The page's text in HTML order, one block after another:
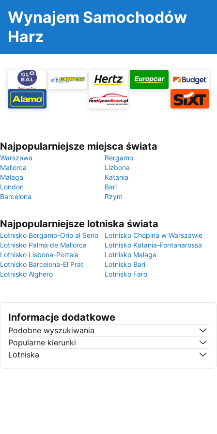
Wynajem Samochodów
Harz
Najpopularniejsze miejsca świata
Warszawa
Bergamo
Mallorca
Lizbona
Malaga
Katania
London
Bari
Barcelona
Rzym
Najpopularniejsze lotniska świata
Lotnisko Bergamo-Orio al Serio
Lotnisko Chopina w Warszawie
Lotnisko Palma de Mallorca
Lotnisko Katania-Fontanarossa
Lotnisko Lisbona-Portela
Lotnisko Malaga
Lotnisko Barcelona-El Prat
Lotnisko Bari
Lotnisko Alghero
Lotnisko Faro
Informacje dodatkowe
Podobne wyszukiwania
Popularne kierunki
Lotniska